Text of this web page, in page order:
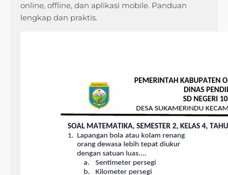
online, offline, dan aplikasi mobile. Panduan
lengkap dan praktis.